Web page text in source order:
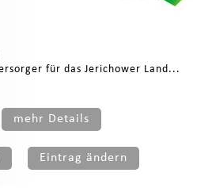
für das Jerichower Land...
mehr Details
Eintrag ändern